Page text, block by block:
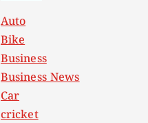
Auto
Bike
Business
Business News
Car
cricket